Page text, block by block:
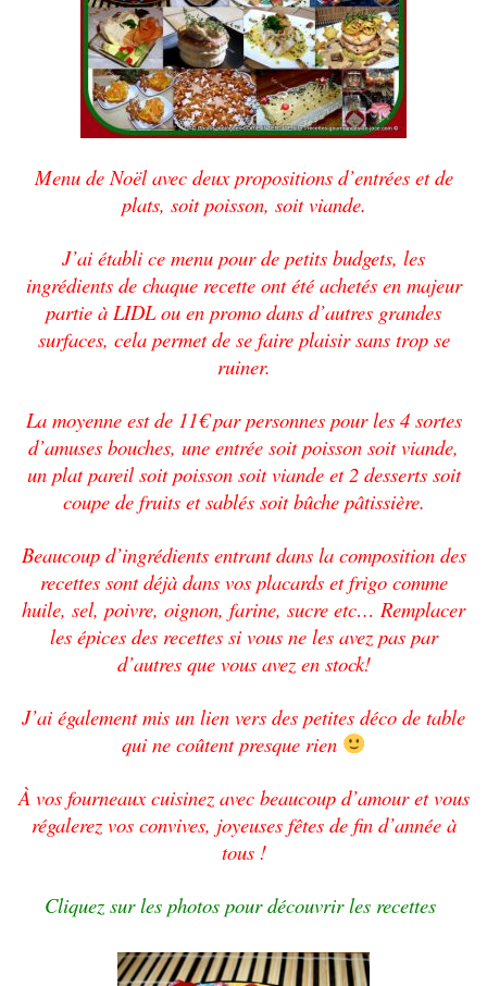
Menu de Noël avec deux propositions d’entrées et de
plats, soit poisson, soit viande.
J’ai établi ce menu pour de petits budgets, les
ingrédients de chaque recette ont été achetés en majeur
partie à LIDL ou en promo dans d’autres grandes
surfaces, cela permet de se faire plaisir sans trop se
ruiner.
La moyenne est de 11€par personnes pour les 4 sortes
d’amuses bouches, une entrée soit poisson soit viande,
un plat pareil soit poisson soit viande et 2 desserts soit
coupe de fruits et sablés soit bûche pâtissière.
Beaucoup d’ingrédients entrant dans la composition des
recettes sont déjà dans vos placards et frigo comme
huile, sel, poivre, oignon, farine, sucre etc… Remplacer
les épices des recettes si vous ne les avez pas par
d’autres que vous avez en stock!
J’ai également mis un lien vers des petites déco de table
qui ne coûtent presque rien
À vos fourneaux cuisinez avec beaucoup d’amour et vous
régalerez vos convives, joyeuses fêtes de fin d’année à
tous !
Cliquez sur les photos pour découvrir les recettes